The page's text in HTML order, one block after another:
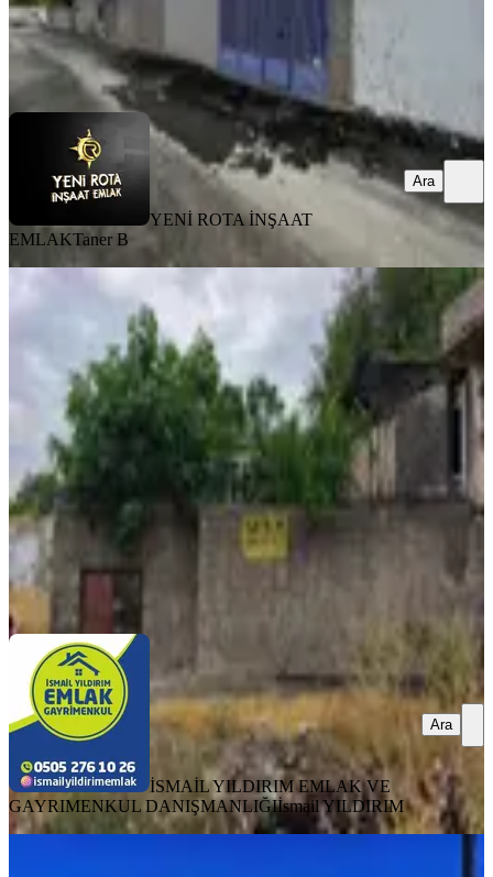
YENİ ROTA İNŞAAT EMLAK
Ara
YENİ ROTA İNŞAAT
EMLAKTaner B
Ara
MANZARALI
Yıldırım Emlak'tan Kayabaşı
Kanlıdere Civarı 2 Katlı Müstakil Ev
Dulkadiroğlu, Kayabaşı Mahallesi
4+1
150 m² ·31.07.2026
2.300.000 ₺
İSMAİL YILDIRIM EMLAK VE GAYRIMENKUL
DANIŞMANLIĞI
İsmail YILDIRIM
İSMAİL YILDIRIM EMLAK VE
GAYRIMENKUL DANIŞMANLIĞIİsmail YILDIRIM
Ara